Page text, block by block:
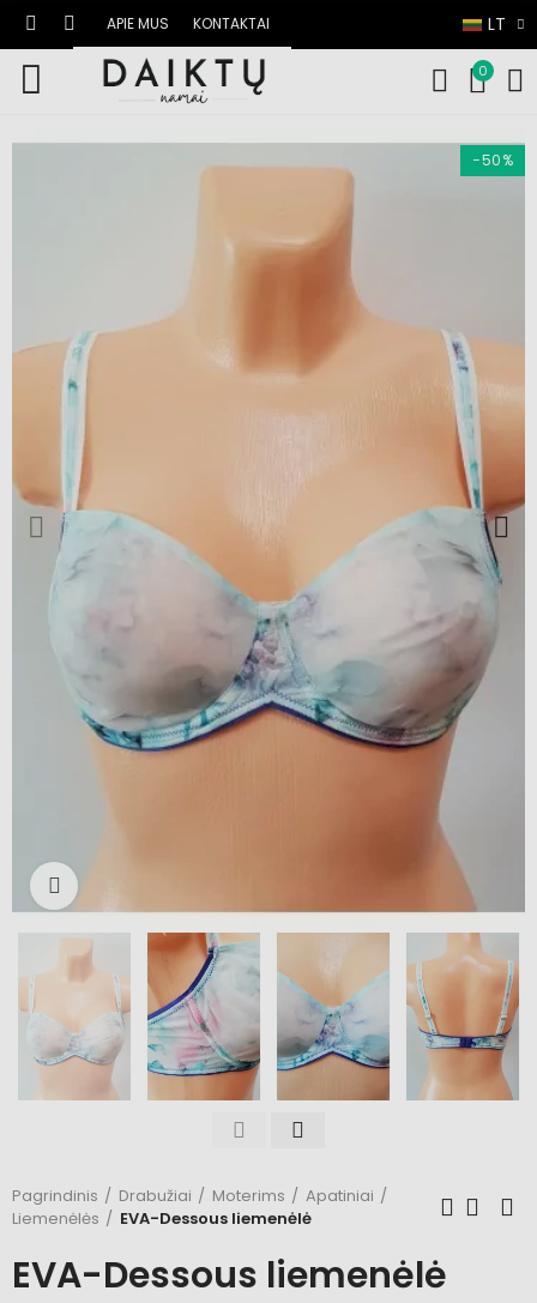
LT
APIE MUS KONTAKTAI
0
−50%
Pagrindinis Drabužiai Moterims
Apatiniai
Liemenėlės
EVA-Dessous liemenėlė
EVA-Dessous liemenėlė